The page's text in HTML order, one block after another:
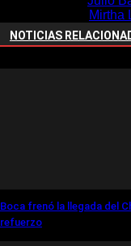
Mirtha
NOTICIAS
Boca frenó la llegada del
refuerzo